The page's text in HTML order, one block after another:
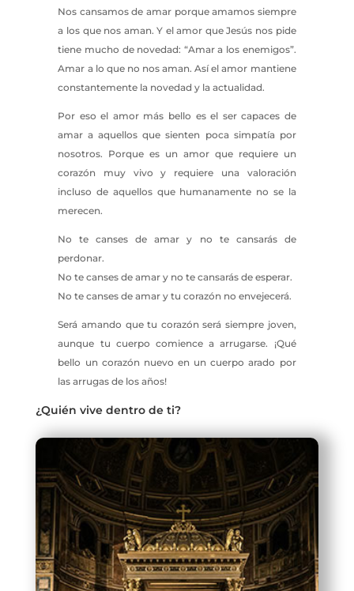
Nos cansamos de amar porque amamos siempre
a los que nos aman. Y el amor que Jesús nos pide
tiene mucho de novedad: “Amar a los enemigos”.
Amar a lo que no nos aman. Así el amor mantiene
constantemente la novedad y la actualidad.
Por eso el amor más bello es el ser capaces de
amar a aquellos que sienten poca simpatía por
nosotros. Porque es un amor que requiere un
corazón muy vivo y requiere una valoración
incluso de aquellos que humanamente no se la
merecen.
No te canses de amar y no te cansarás de
perdonar.
No te canses de amar y no te cansarás de esperar.
No te canses de amar y tu corazón no envejecerá.
Será amando que tu corazón será siempre joven,
aunque tu cuerpo comience a arrugarse. ¡Qué
bello un corazón nuevo en un cuerpo arado por
las arrugas de los años!
¿Quién vive dentro de ti?